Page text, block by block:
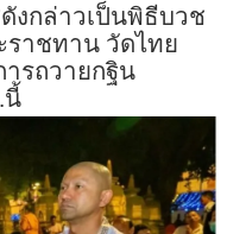
งกล่าวเป็นพิธีบวช
ราชทาน วัดไทย
รถวายกฐิน
นี้